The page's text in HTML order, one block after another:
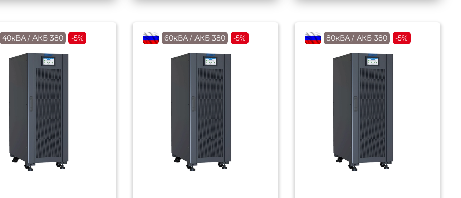
40кВА / АКБ 380 -5% flagRU60кВА / АКБ 380 -5% flagRU80кВА / АКБ 380 -5%